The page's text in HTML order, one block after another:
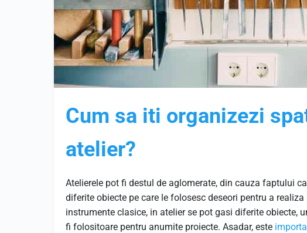
Cum sa iti organizezi
atelier?
Atelierele pot fi destul de aglomerate, din cauza faptului
diferite obiecte pe care le folosesc deseori pentru a
instrumente clasice, in atelier se pot gasi diferite obiecte,
fi folositoare pentru anumite proiecte. Asadar, este